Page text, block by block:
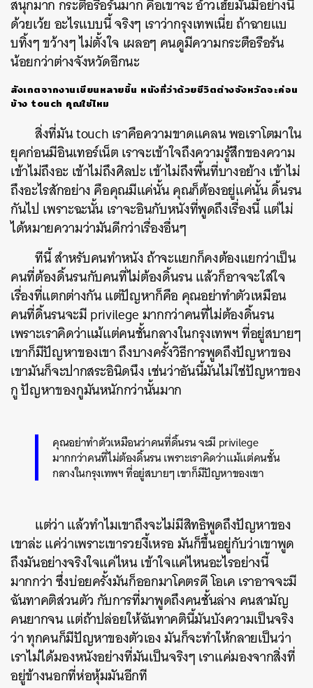
สนุกมาก กระตือรือร้นมาก คือเขาจะ อ้าวเฮ้ยมันมีอย่างนี้
ด้วยเว้ย อะไรแบบนี้ จริงๆ เราว่ากรุงเทพเนี่ย ถ้าฉายแบ
บทิ้งๆ ขว้างๆ ไม่ตั้งใจ เผลอๆ คนดูมีความกระตือรือร้น
น้อยกว่าต่างจังหวัดอีกนะ
สังเกตจากงานเขียนหลายชิ้น หนังที่ว่าด้วยชีวิตต่างจังหวัดจะค่อน
ข้าง touch คุณใช่ไหม
สิ่งที่มัน touch เราคือความขาดแคลน พอเราโตมาใน
ยุคก่อนมีอินเทอร์เน็ต เราจะเข้าใจถึงความรู้สึกของความ
เข้าไม่ถึงอะ เข้าไม่ถึงศิลปะ เข้าไม่ถึงพื้นที่บางอย้าง เข้าไม่
ถึงอะไรสักอย่าง คือคุณมีแค่นั้น คุณก็ต้องอยู่แค่นั้น ดิ้นรน
กันไป เพราะฉะนั้น เราจะอินกับหนังที่พูดถึงเรื่องนี้ แต่ไม่
ได้หมายความว่ามันดีกว่าเรื่องอื่นๆ
ทีนี้ สำหรับคนทำหนัง ถ้าจะแยกก็คงต้องแยกว่าเป็น
คนที่ต้องดิ้นรนกับคนที่ไม่ต้องดิ้นรน แล้วก็อาจจะใส่ใจ
เรื่องที่แตกต่างกัน แต่ปัญหาก็คือ คุณอย่าทำตัวเหมือน
คนที่ดิ้นรนจะมี privilege มากกว่าคนที่ไม่ต้องดิ้นรน
เพราะเราคิดว่าแม้แต่คนชั้นกลางในกรุงเทพฯ ที่อยู่สบายๆ
เขาก็มีปัญหาของเขา ถึงบางครั้งวิธีการพูดถึงปัญหาของ
เขามันก็จะปากสระอินิดนึง เช่นว่าอันนี้มันไม่ใช่ปัญหาของ
กู ปัญหาของกูมันหนักกว่านั้นมาก
คุณอย่าทำตัวเหมือนว่าคนที่ดิ้นรน จะมี privilege
มากกว่าคนที่ไม่ต้องดิ้นรน เพราะเราคิดว่าแม้แต่คนชั้น
กลางในกรุงเทพฯ ที่อยู่สบายๆ เขาก็มีปัญหาของเขา
แต่ว่า แล้วทำไมเขาถึงจะไม่มีสิทธิพูดถึงปัญหาของ
เขาล่ะ แค่ว่าเพราะเขารวยงี้เหรอ มันก็ขึ้นอยู่กับว่าเขาพูด
ถึงมันอย่างจริงใจแค่ไหน เข้าใจแค่ไหนอะไรอย่างนี้
มากกว่า ซึ่งบ่อยครั้งมันก็ออกมาโคตรดี โอเค เราอาจจะมี
ฉันทาคติส่วนตัว กับการที่มาพูดถึงคนชั้นล่าง คนสามัญ
คนยากจน แต่ถ้าปล่อยให้ฉันทาคตินี้มันบังความเป็นจริง
ว่า ทุกคนก็มีปัญหาของตัวเอง มันก็จะทำให้กลายเป็นว่า
เราไม่ได้มองหนังอย่างที่มันเป็นจริงๆ เราแค่มองจากสิ่งที่
อยู่ข้างนอกที่ห่อหุ้มมันอีกที
SHARE TWEET LINE EMAIL